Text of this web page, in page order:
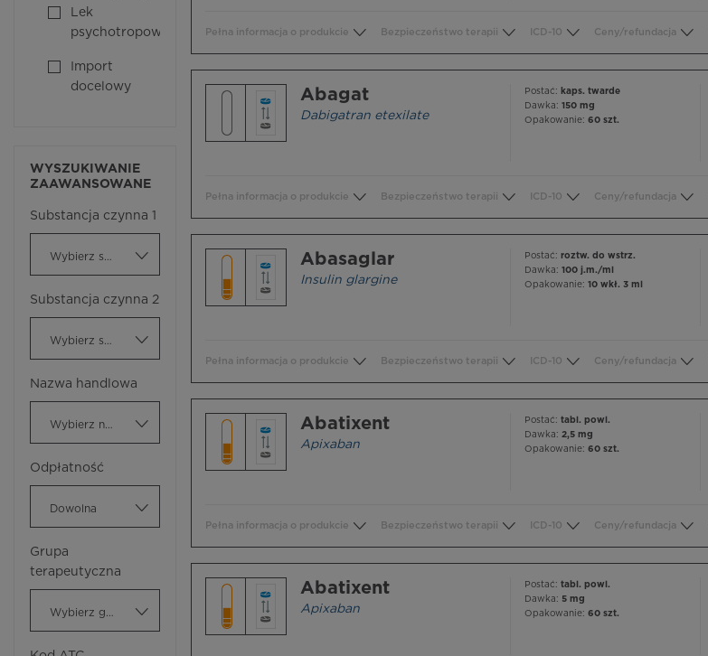
Lek
psychotropowy
Import
docelowy
WYSZUKIWANIE
ZAAWANSOWANE
Substancja czynna 1
Substancja czynna 2
Nazwa handlowa
Odpłatność
Dowolna
Grupa
terapeutyczna
Pełna informacja o produkcie Bezpieczeństwo terapii ICD-10 Ceny/refundacja
Abagat
Dabigatran etexilate
Postać: kaps. twarde
Dawka: 150 mg
Opakowanie: 60 szt.
Pełna informacja o produkcie Bezpieczeństwo terapii ICD-10 Ceny/refundacja
Abasaglar
Insulin glargine
Postać: roztw. do wstrz.
Dawka: 100 j.m./ml
Opakowanie: 10 wkł. 3 ml
Pełna informacja o produkcie Bezpieczeństwo terapii ICD-10 Ceny/refundacja
Abatixent
Apixaban
Postać: tabl. powl.
Dawka: 2,5 mg
Opakowanie: 60 szt.
Pełna informacja o produkcie Bezpieczeństwo terapii ICD-10 Ceny/refundacja
Abatixent
Apixaban
Postać: tabl. powl.
Dawka: 5 mg
Opakowanie: 60 szt.